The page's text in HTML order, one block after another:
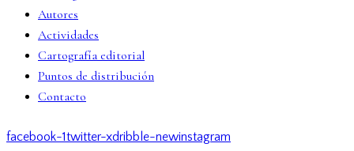
Autores
Actividades
Cartografía editorial
Puntos de distribución
Contacto
facebook-1twitter-xdribble-newinstagram